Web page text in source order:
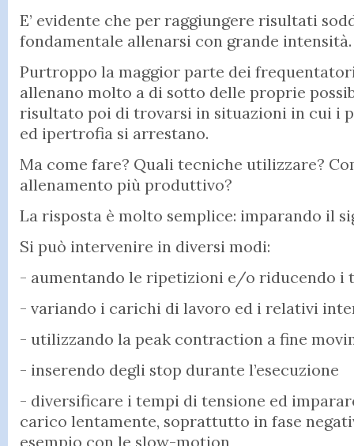
E’ evidente che per raggiungere risultati
fondamentale allenarsi con grande intensità.
Purtroppo la maggior parte dei
allenano molto a di sotto delle proprie
risultato poi di trovarsi in situazioni in cui i
ed ipertrofia si arrestano.
Ma come fare? Quali tecniche utilizzare?
allenamento più produttivo?
La risposta è molto semplice: imparando il
Si può intervenire in diversi modi:
- aumentando le ripetizioni e/o riducendo i
- variando i carichi di lavoro ed i relativi
- utilizzando la peak contraction a fine
- inserendo degli stop durante l’esecuzione
- diversificare i tempi di tensione ed
carico lentamente, soprattutto in fase
esempio con le slow-motion